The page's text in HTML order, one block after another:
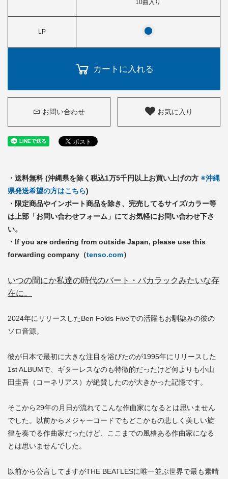
10曲入り
LP
カートに入れる
お問い合わせ お気に入り
・送料無料 (沖縄県を除く税込1万5千円以上お買い上げの方 ※沖縄
県発送希望の方はこちら)
・限定商品やインポート商品を除き、完売してるサイズ/カラー等
は上部「お問い合わせフォーム」にてお気軽にお問い合わせ下さ
い。
・If you are ordering from outside Japan, please use this
forwarding company（tenso.com）
いつの間にか私達の時代のバート・バカラックみたいな存
在に。
2024年にリリースしたBen Folds Fiveでの活躍もお馴染みの彼の
ソロ音源。
彼が日本で最初に大きな注目を浴びたのが1995年にリリースした
1st ALBUMで、ギターレスなのも特徴的だったけど何よりも小山
田圭吾（コーネリアス）が絶賛したのが大きかった記憶です。
そこから29年の月日が流れてこんな作曲家になるとは思いません
でした。以前からメジャーコードでもどこかもの悲しく美しい旋
律を奏でる作曲家だったけど、ここまでの風格ある作曲家になる
とは思いませんでした。
以前から公言してますがTHE BEATLESに唯一並ぶ世界で最も素晴